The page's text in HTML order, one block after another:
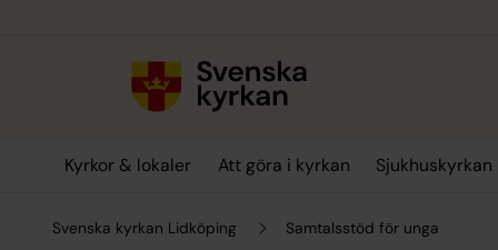
Kyrkor & lokaler Att göra i kyrkan Sjukhuskyrkan
Svenska kyrkan Lidköping Samtalsstöd för unga